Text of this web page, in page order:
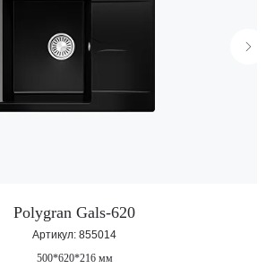
Polygran Gals-620
Артикул: 855014
500*620*216 мм